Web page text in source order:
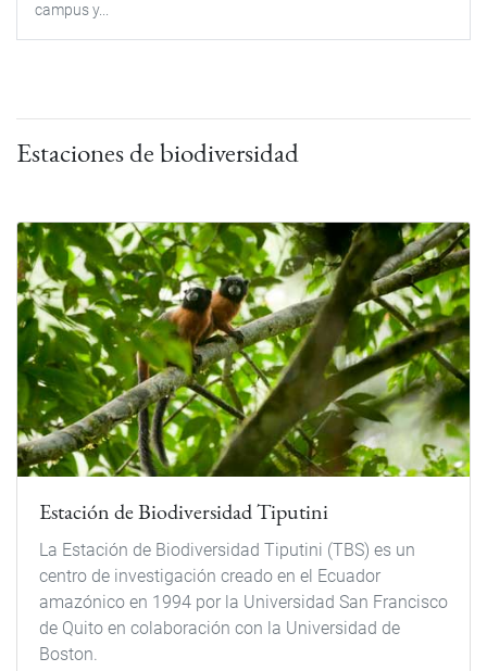
campus y...
Estaciones de biodiversidad
Estación de Biodiversidad Tiputini
La Estación de Biodiversidad Tiputini (TBS) es un
centro de investigación creado en el Ecuador
amazónico en 1994 por la Universidad San Francisco
de Quito en colaboración con la Universidad de
Boston.